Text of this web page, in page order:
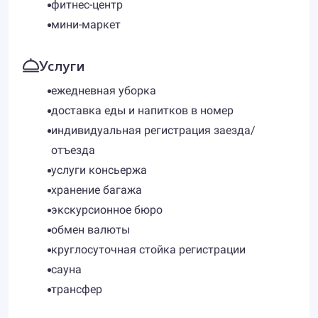
фитнес-центр
мини-маркет
Услуги
ежедневная уборка
доставка еды и напитков в номер
индивидуальная регистрация заезда/
отъезда
услуги консьержа
хранение багажа
экскурсионное бюро
обмен валюты
круглосуточная стойка регистрации
сауна
трансфер